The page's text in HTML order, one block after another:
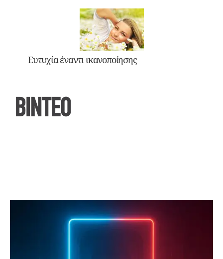
Ευτυχία έναντι ικανοποίησης
ΒΙΝΤΕΟ